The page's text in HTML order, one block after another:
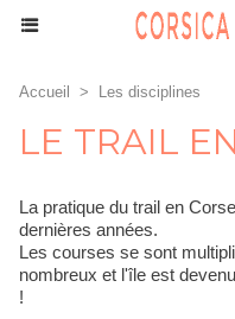
Accueil > Les disciplines
LE TRAIL
La pratique du trail en
dernières années.
Les courses se sont
nombreux et l'île est
!